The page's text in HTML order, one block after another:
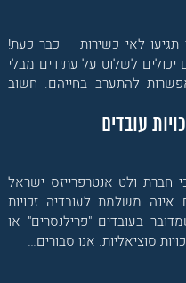
לאי כשירות – כבר כעת!
יכולים לשלוט על עתידים מבלי
להתערב בחייהם. חשוב
עובדים
חברת ולט אנטרפרייזס ישראל
משלמת לעובדיה זכויות
בעובדים "פרילנסרים" או
סוציאליות. אנו סבורים…